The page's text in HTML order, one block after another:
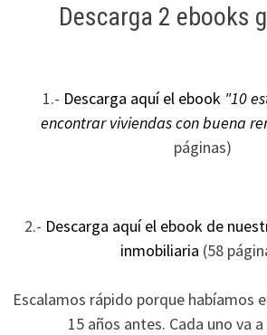
Descarga 2 ebooks
1.- Descarga aquí el ebook "10
encontrar viviendas con buena
páginas)
2.- Descarga aquí el ebook de
inmobiliaria (58
Escalamos rápido porque habíamos
15 años antes. Cada uno va
comportamiento
posibilidad de
ver contenido y